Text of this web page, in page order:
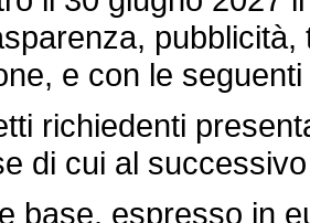
e con le
richiedenti
di cui al
espresso in